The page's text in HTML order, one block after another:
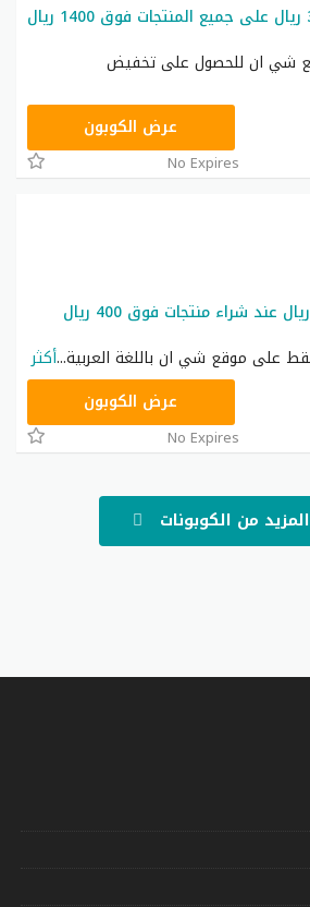
كود خصم شي ان 300 ريال على جميع المنتجات فوق 1400 ريال
شي ان للحصول على تخفيض
عرض الكوبون
No Expires
كود خصم شي ان 50 ريال عند شراء منتجات فوق 400 ريال
على موقع شي ان باللغة العربية...أكثر
عرض الكوبون
No Expires
من الكوبونات